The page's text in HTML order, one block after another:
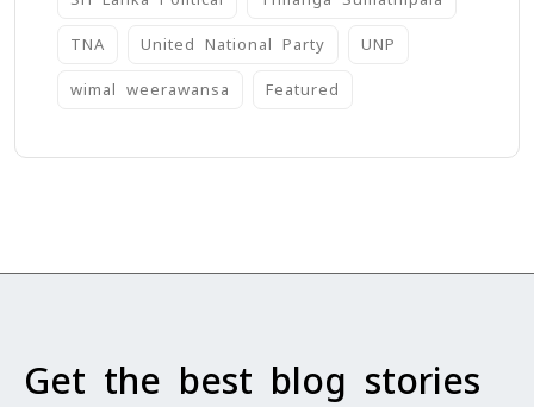
TNA United National Party UNP
wimal weerawansa ‍Featured
Get the best blog stories